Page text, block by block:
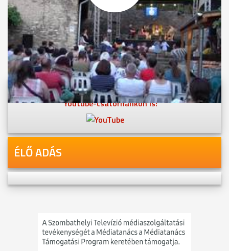
MEGOSZTÁS
Videóink megtekinthetőek
Youtube-csatornánkon is!
ÉLŐ ADÁS